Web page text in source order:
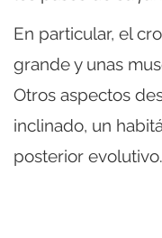
En particular, el
grande y unas
Otros aspectos
inclinado, un
posterior evolutivo.